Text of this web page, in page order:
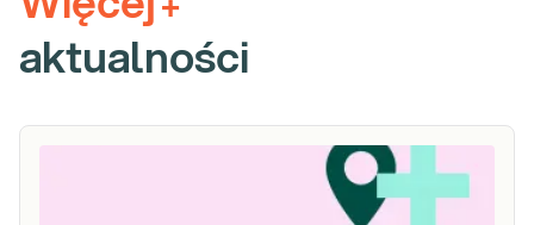
+
aktualności